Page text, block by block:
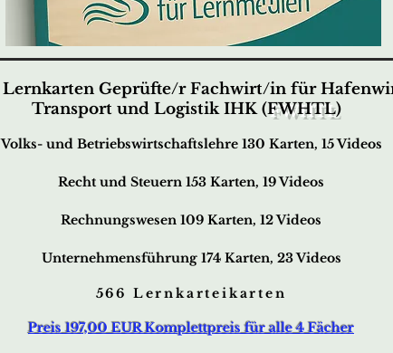
Geprüfte/r Fachwirt/in für
Transport und LogistikIHK (FWHTL)
Volks- und Betriebswirtschaftslehre 130 Karten, 15 Videos
Recht und Steuern 153 Karten, 19 Videos
Rechnungswesen 109 Karten, 12 Videos
Unternehmensführung 174 Karten, 23 Videos
566 Lernkarteikarten
Preis 197,00 EUR Komplettpreis für alle 4 Fächer